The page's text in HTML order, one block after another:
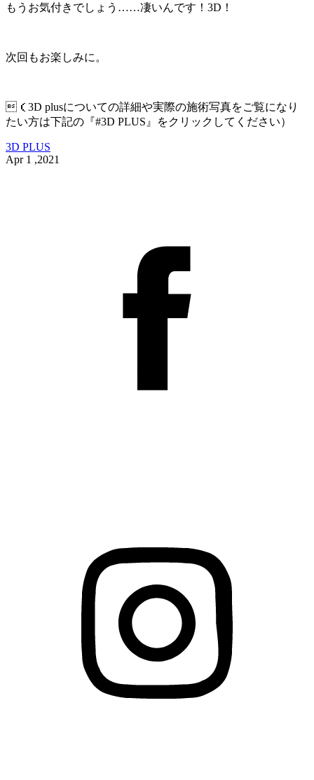
もうお気付きでしょう……凄いんです！3D！
次回もお楽しみに。
（3D plusについての詳細や実際の施術写真をご覧になり
たい方は下記の『#3D PLUS』をクリックしてください）
3D PLUS
Apr 1 ,2021